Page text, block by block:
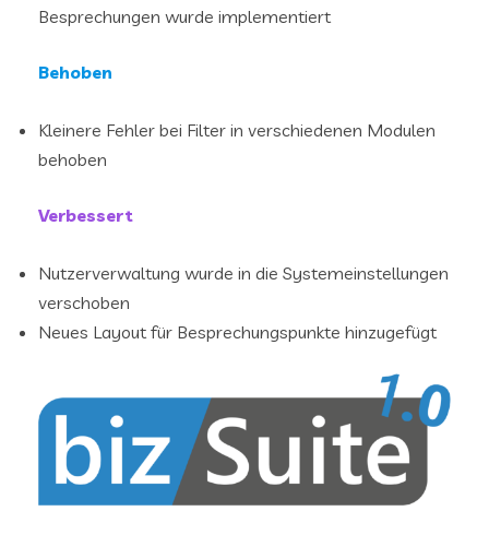
Besprechungen wurde implementiert
Behoben
Kleinere Fehler bei Filter in verschiedenen Modulen
behoben
Verbessert
Nutzerverwaltung wurde in die Systemeinstellungen
verschoben
Neues Layout für Besprechungspunkte hinzugefügt